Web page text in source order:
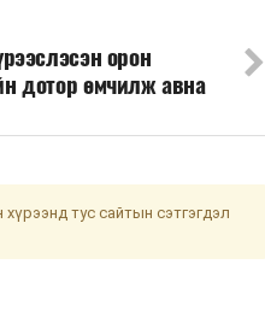
орон
дотор өмчилж авна
тус сайтын сэтгэгдэл